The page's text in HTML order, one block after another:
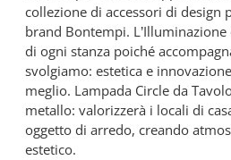
collezione di accessori di design
brand Bontempi.
di ogni stanza poiché
svolgiamo: estetica e
meglio. Lampada Circle da
metallo: valorizzerà i locali di
oggetto di arredo, creando
estetico.